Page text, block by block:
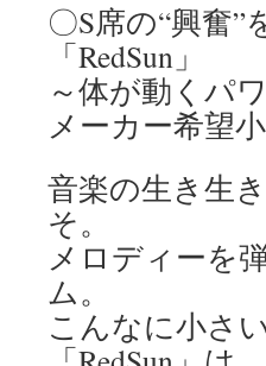
〇S席の“興奮”
「RedSun」
～体が動くパ
メーカー希望
音楽の生き生
そ。
メロディーを
ム。
こんなに小さ